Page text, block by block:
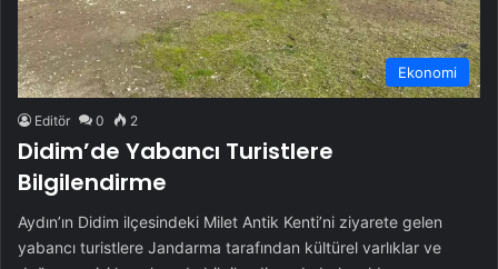
Ekonomi
Editör 0 2
Didim’de Yabancı Turistlere
Bilgilendirme
Aydın’ın Didim ilçesindeki Milet Antik Kenti’ni ziyarete gelen
yabancı turistlere Jandarma tarafından kültürel varlıklar ve